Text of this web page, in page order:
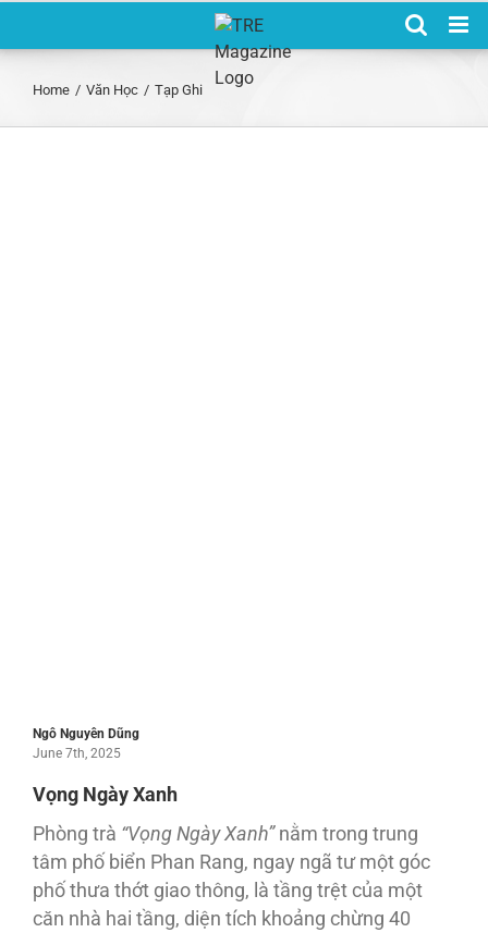
Home / Văn Học / Tạp Ghi
Ngô Nguyên Dũng
June 7th, 2025
Vọng Ngày Xanh
Phòng trà “Vọng Ngày Xanh”nằm trong trung
tâm phố biển Phan Rang, ngay ngã tư một góc
phố thưa thớt giao thông, là tầng trệt của một
căn nhà hai tầng, diện tích khoảng chừng 40